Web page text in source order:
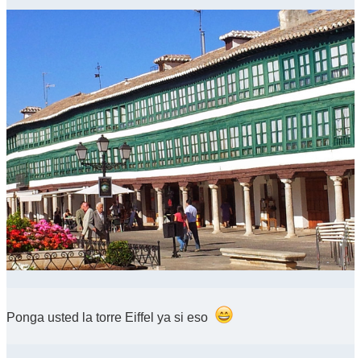
Ponga usted la torre Eiffel ya si eso